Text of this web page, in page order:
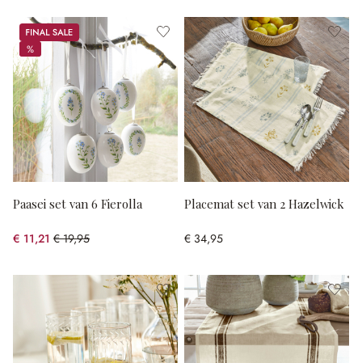
Sale
%
%
Paasei set van 6 Fierolla
€ 11,21 € 19,95
(43.81% gespart)
Placemat set van 2 Hazelwick
€ 34,95